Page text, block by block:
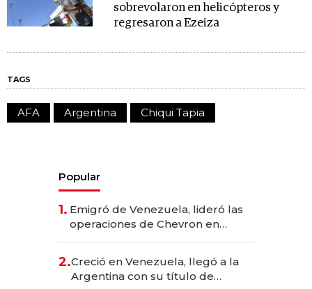
sobrevolaron en helicópteros y
regresaron a Ezeiza
TAGS
AFA Argentina Chiqui Tapia
Popular
1. Emigró de Venezuela, lideró las
operaciones de Chevron en
2.Creció en Venezuela, llegó a la
Argentina con su título de